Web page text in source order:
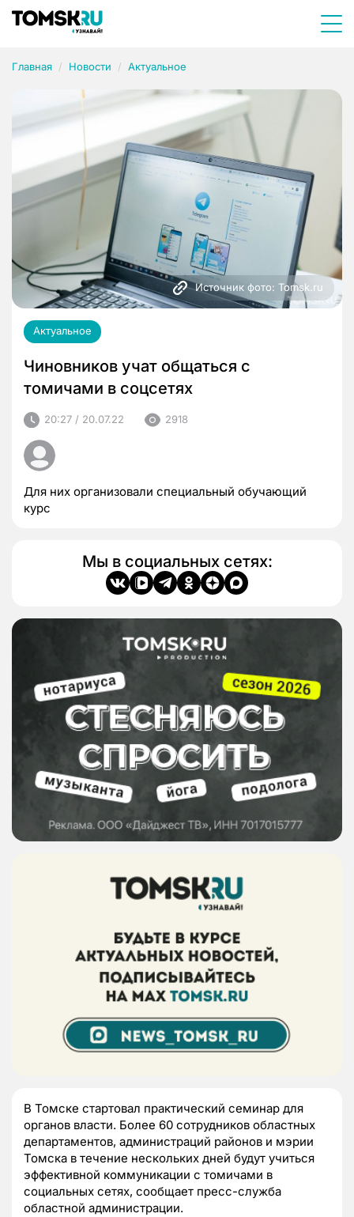
Главная Новости Актуальное
Источник фото: Tomsk.ru
Актуальное
Чиновников учат общаться с
томичами в соцсетях
20:27 / 20.07.22 2918
Для них организовали специальный обучающий
курс
Мы в социальных сетях:
В Томске стартовал практический семинар для
органов власти. Более 60 сотрудников областных
департаментов, администраций районов и мэрии
Томска в течение нескольких дней будут учиться
эффективной коммуникации с томичами в
социальных сетях, сообщает пресс-служба
областной администрации.